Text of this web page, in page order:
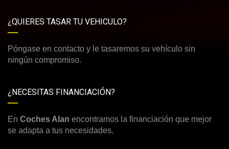
¿QUIERES TASAR TU VEHICULO?
Póngase en contacto y le tasaremos su vehículo sin
ningún compromiso.
¿NECESITAS FINANCIACIÓN?
En Coches Alan encontramos la financiación que mejor
se adapta a tus necesidades.